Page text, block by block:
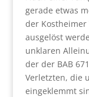
gerade etwas
der
ausgelöst
unklaren
der der BAB
Verletzten, die
eingeklemmt